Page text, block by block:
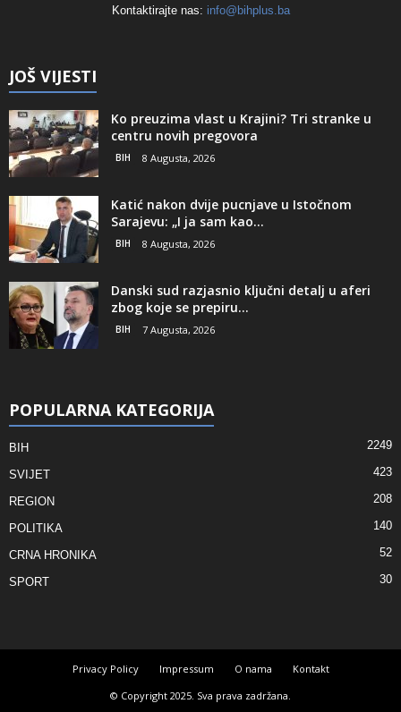
Kontaktirajte nas: info@bihplus.ba
JOŠ VIJESTI
Ko preuzima vlast u Krajini? Tri stranke u
centru novih pregovora
BIH 8 Augusta, 2026
Katić nakon dvije pucnjave u Istočnom
Sarajevu: „I ja sam kao...
BIH 8 Augusta, 2026
Danski sud razjasnio ključni detalj u aferi
zbog koje se prepiru...
BIH 7 Augusta, 2026
POPULARNA KATEGORIJA
BIH 2249
SVIJET 423
REGION 208
POLITIKA 140
CRNA HRONIKA 52
SPORT 30
Privacy Policy Impressum O nama
Kontakt
© Copyright 2025. Sva prava zadržana.